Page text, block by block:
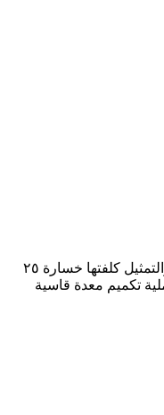
قالت الفنانة وفاء مكى أن العودة للفن والتمثيل كلفتها خسارة ٢٥
تكميم معدة قاسية